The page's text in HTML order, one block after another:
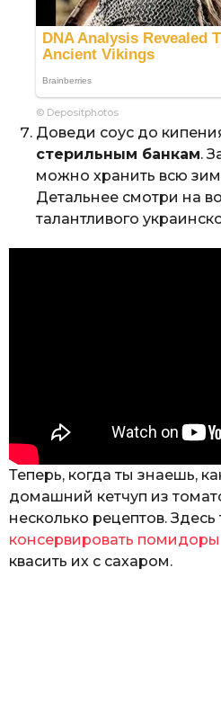
© Depositphotos
Доведи соус до
стерильным банкам.
можно хранить всю
Детальнее смотри на
талантливого
Теперь, когда ты знаешь,
домашний кетчуп из
несколько рецептов.
консервировать помидоры
квасить их с сахаром.